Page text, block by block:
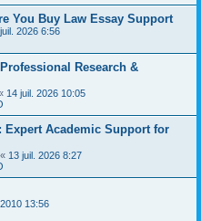
You Buy Law Essay Support
2026 6:56
Research &
14 juil. 2026 10:05
Expert Academic Support for
« 13 juil. 2026 8:27
13:56